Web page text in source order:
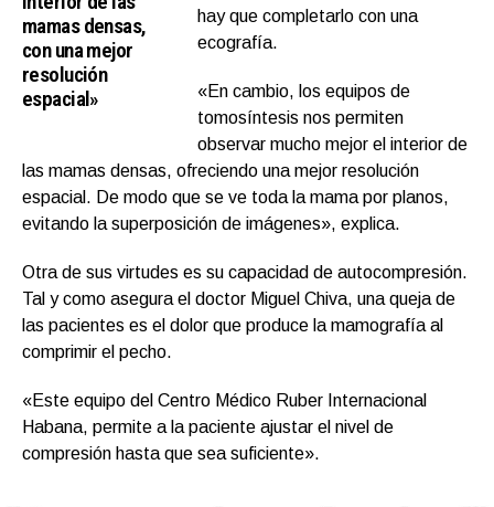
mamas densas,
con una mejor
resolución
espacial»
hay que completarlo con una
ecografía.
«En cambio, los equipos de
tomosíntesis nos permiten
observar mucho mejor el interior de
las mamas densas, ofreciendo una mejor resolución
espacial. De modo que se ve toda la mama por planos,
evitando la superposición de imágenes», explica.
Otra de sus virtudes es su capacidad de autocompresión.
Tal y como asegura el doctor Miguel Chiva, una queja de
las pacientes es el dolor que produce la mamografía al
comprimir el pecho.
«Este equipo del Centro Médico Ruber Internacional
Habana, permite a la paciente ajustar el nivel de
compresión hasta que sea suficiente».